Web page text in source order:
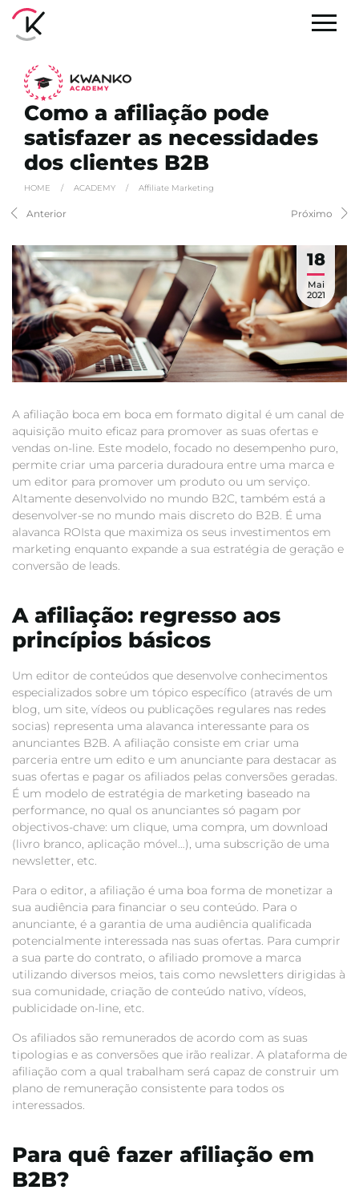
ACADEMY
Como a afiliação pode
satisfazer as necessidades
dos clientes B2B
HOME / ACADEMY / Affiliate Marketing
Anterior Próximo
18
Mai
2021
A afiliação boca em boca em formato digital é um canal de
aquisição muito eficaz para promover as suas ofertas e
vendas on-line. Este modelo, focado no desempenho puro,
permite criar uma parceria duradoura entre uma marca e
um editor para promover um produto ou um serviço.
Altamente desenvolvido no mundo B2C, também está a
desenvolver-se no mundo mais discreto do B2B. É uma
alavanca ROIsta que maximiza os seus investimentos em
marketing enquanto expande a sua estratégia de geração e
conversão de leads.
A afiliação: regresso aos
princípios básicos
Um editor de conteúdos que desenvolve conhecimentos
especializados sobre um tópico específico (através de um
blog, um site, vídeos ou publicações regulares nas redes
socias) representa uma alavanca interessante para os
anunciantes B2B. A afiliação consiste em criar uma
parceria entre um edito e um anunciante para destacar as
suas ofertas e pagar os afiliados pelas conversões geradas.
É um modelo de estratégia de marketing baseado na
performance, no qual os anunciantes só pagam por
objectivos-chave: um clique, uma compra, um download
(livro branco, aplicação móvel…), uma subscrição de uma
newsletter, etc.
Para o editor, a afiliação é uma boa forma de monetizar a
sua audiência para financiar o seu conteúdo. Para o
anunciante, é a garantia de uma audiência qualificada
potencialmente interessada nas suas ofertas. Para cumprir
a sua parte do contrato, o afiliado promove a marca
utilizando diversos meios, tais como newsletters dirigidas à
sua comunidade, criação de conteúdo nativo, vídeos,
publicidade on-line, etc.
Os afiliados são remunerados de acordo com as suas
tipologias e as conversões que irão realizar. A plataforma de
afiliação com a qual trabalham será capaz de construir um
plano de remuneração consistente para todos os
interessados.
Para quê fazer afiliação em
B2B?